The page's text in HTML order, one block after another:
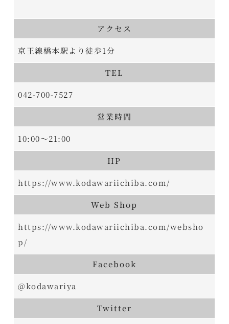
アクセス
京王線橋本駅より徒歩1分
TEL
042-700-7527
営業時間
10:00～21:00
HP
https://www.kodawariichiba.com/
Web Shop
https://www.kodawariichiba.com/websho
p/
Facebook
@kodawariya
Twitter